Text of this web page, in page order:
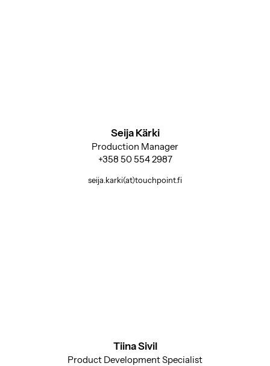
Seija Kärki
Production Manager
+358 50 554 2987
seija.karki(at)touchpoint.fi
Tiina Sivil
Product Development Specialist